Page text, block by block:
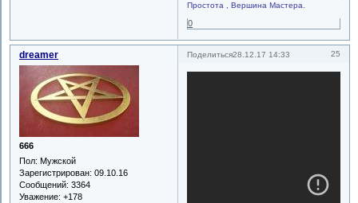
Простота , Вершина Мастера.
0
Поделиться 25
28.12.17 14:33
dreamer
666
Пол: Мужской
Зарегистрирован: 09.10.16
Сообщений: 3364
Уважение: +178